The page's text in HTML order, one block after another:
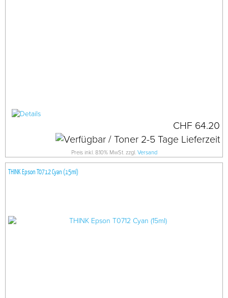
CHF 64.20
Preis inkl. 8.10% MwSt. zzgl. Versand
THINK Epson T0712 Cyan (15ml)